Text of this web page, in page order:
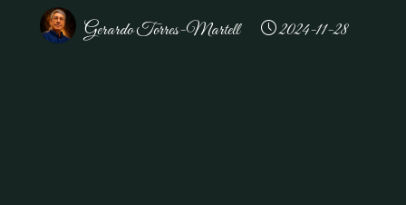
Gerardo Torres-Martell 2024-11-28